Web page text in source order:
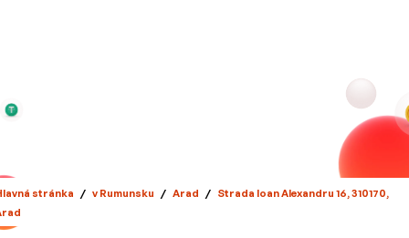
stránka / v Rumunsku / Arad / Strada Ioan Alexandru 16, 310170,